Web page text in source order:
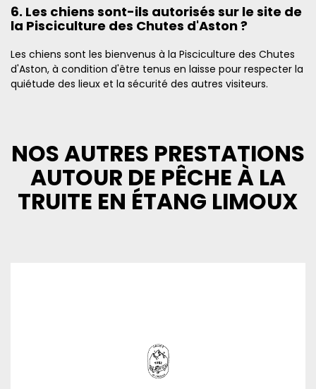
6. Les chiens sont-ils autorisés sur le site de
la Pisciculture des Chutes d'Aston ?
Les chiens sont les bienvenus à la Pisciculture des Chutes
d'Aston, à condition d'être tenus en laisse pour respecter la
quiétude des lieux et la sécurité des autres visiteurs.
NOS AUTRES PRESTATIONS
AUTOUR DE PÊCHE À LA
TRUITE EN ÉTANG LIMOUX